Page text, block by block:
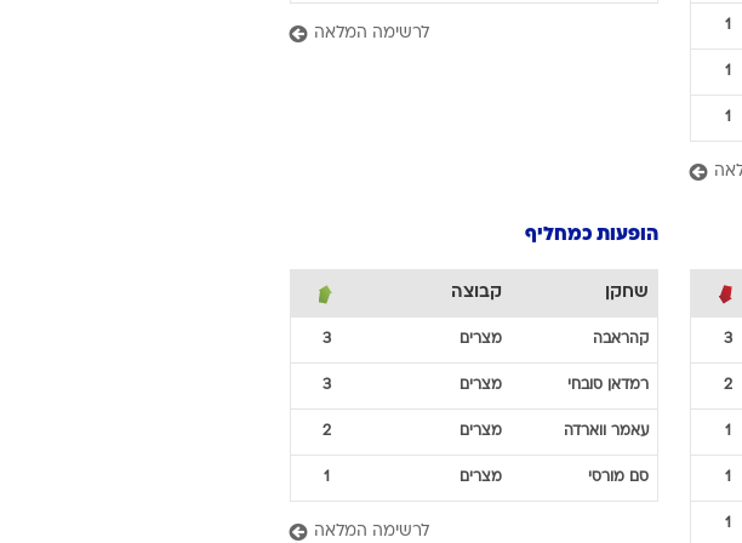
1
1
1
לרשימה המלאה
3
2
1
1
1
הופעות כמחליף
שחקן קבוצה
קהראבה מצרים 3
רמדאן סובחי מצרים 3
עאמר ווארדה מצרים 2
סם מורסי מצרים 1
לרשימה המלאה